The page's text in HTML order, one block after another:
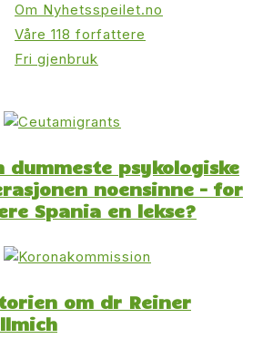
Om Nyhetsspeilet.no
Våre 118 forfattere
Fri gjenbruk
dummeste psykologiske
noensinne – for
Spania en lekse?
om dr Reiner